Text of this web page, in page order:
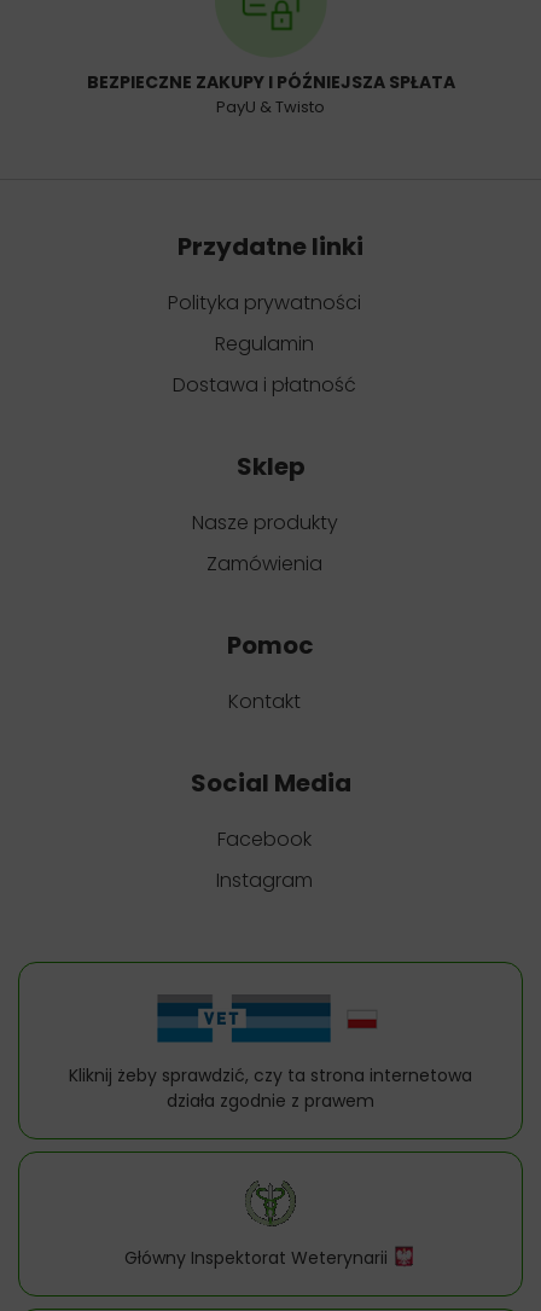
BEZPIECZNE ZAKUPY I PÓŹNIEJSZA SPŁATA
PayU & Twisto
Przydatne linki
Polityka prywatności
Regulamin
Dostawa i płatność
Sklep
Nasze produkty
Zamówienia
Pomoc
Kontakt
Social Media
Facebook
Instagram
Kliknij żeby sprawdzić, czy ta strona internetowa
działa zgodnie z prawem
Główny Inspektorat Weterynarii